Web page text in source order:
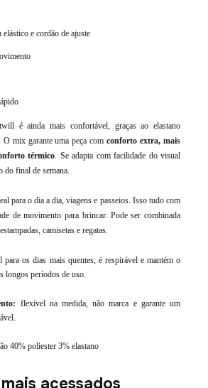
e cordão de ajuste
é ainda mais confortável, graças ao elastano
O mix garante uma peça comconforto extra, mais
térmico. Se adapta com facilidade do visual
do final de semana.
para o dia a dia, viagens e passeios. Isso tudo com
de movimento para brincar. Pode ser combinada
camisetas e regatas.
para os dias mais quentes, é respirável e mantém o
longos períodos de uso.
flexível na medida, não marca e garante um
40% poliester 3% elastano
acessados